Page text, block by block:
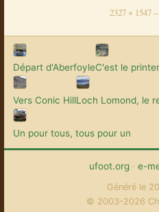
2327 × 1547
Départ d'AberfoyleC'est le
Vers Conic HillLoch Lomond, le
Un pour tous, tous pour un
ufoot.org· e-
Généré le
© 2003-2026